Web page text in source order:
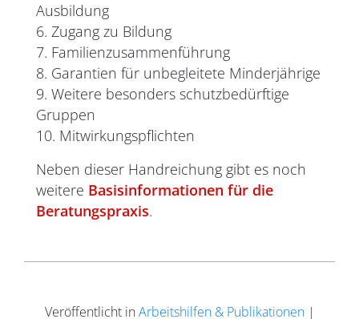
Ausbildung
6. Zugang zu Bildung
7. Familienzusammenführung
8. Garantien für unbegleitete Minderjährige
9. Weitere besonders schutzbedürftige
Gruppen
10. Mitwirkungspflichten
Neben dieser Handreichung gibt es noch
weitere Basisinformationen für die
Beratungspraxis.
Veröffentlicht inArbeitshilfen & Publikationen|